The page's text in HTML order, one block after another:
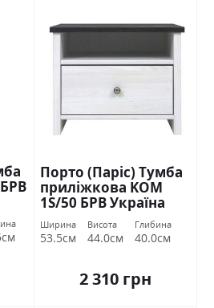
Порто (Паріс) Тумба
приліжкова KOM
1S/50 БРВ Україна
Ширина
53.5см
Висота
44.0см
Глибина
40.0см
2 310 грн